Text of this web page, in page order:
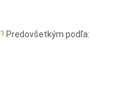
Predovšetkým podľa: